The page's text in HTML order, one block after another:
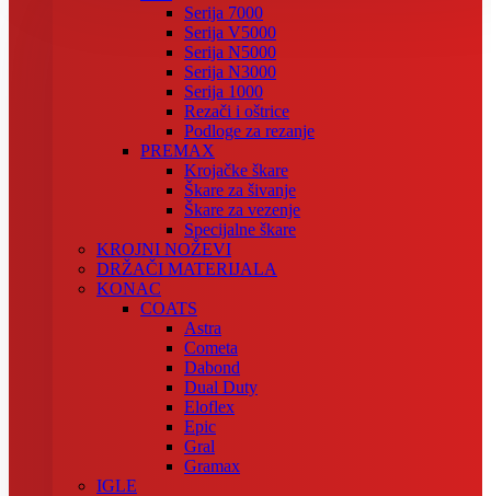
Serija 7000
Serija V5000
Serija N5000
Serija N3000
Serija 1000
Rezači i oštrice
Podloge za rezanje
PREMAX
Krojačke škare
Škare za šivanje
Škare za vezenje
Specijalne škare
KROJNI NOŽEVI
DRŽAČI MATERIJALA
KONAC
COATS
Astra
Cometa
Dabond
Dual Duty
Eloflex
Epic
Gral
Gramax
IGLE